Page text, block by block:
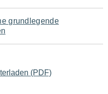
grundlegende
(PDF)